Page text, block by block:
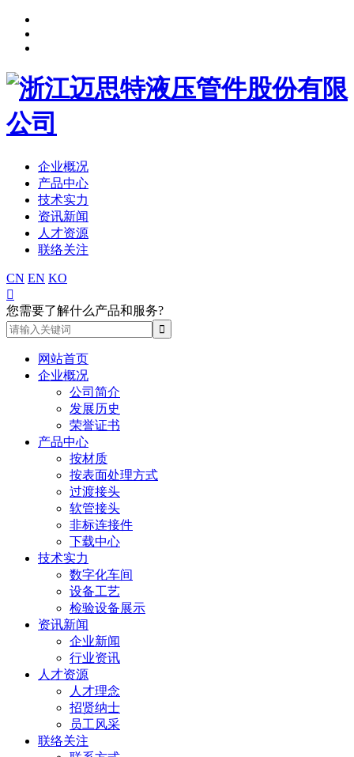
企业概况
产品中心
技术实力
资讯新闻
人才资源
联络关注
CN EN KO

您需要了解什么产品和服务?
网站首页
企业概况
公司简介
发展历史
荣誉证书
产品中心
按材质
按表面处理方式
过渡接头
软管接头
非标连接件
下载中心
技术实力
数字化车间
设备工艺
检验设备展示
资讯新闻
企业新闻
行业资讯
人才资源
人才理念
招贤纳士
员工风采
联络关注